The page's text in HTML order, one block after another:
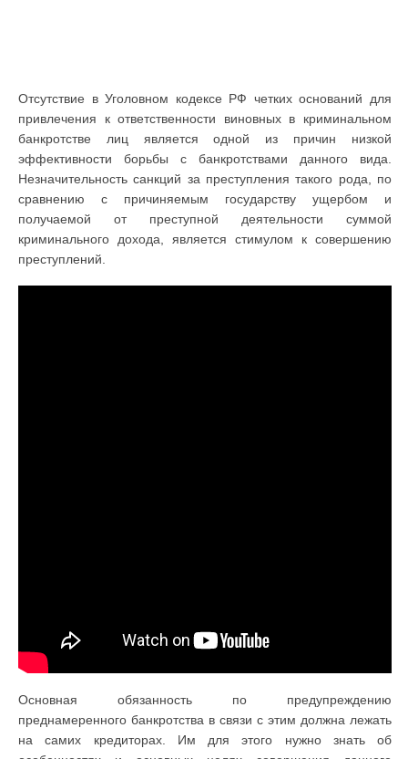
Отсутствие в Уголовном кодексе РФ четких оснований для
привлечения к ответственности виновных в криминальном
банкротстве лиц является одной из причин низкой
эффективности борьбы с банкротствами данного вида.
Незначительность санкций за преступления такого рода, по
сравнению с причиняемым государству ущербом и
получаемой от преступной деятельности суммой
криминального дохода, является стимулом к совершению
преступлений.
Основная обязанность по предупреждению
преднамеренного банкротства в связи с этим должна лежать
на самих кредиторах. Им для этого нужно знать об